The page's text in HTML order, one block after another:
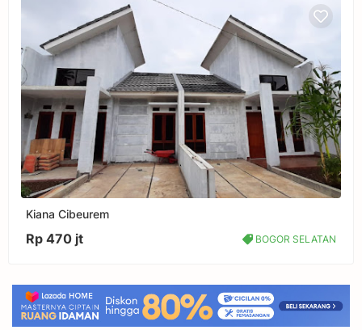
Kiana Cibeurem
Rp 470 jt BOGOR SELATAN